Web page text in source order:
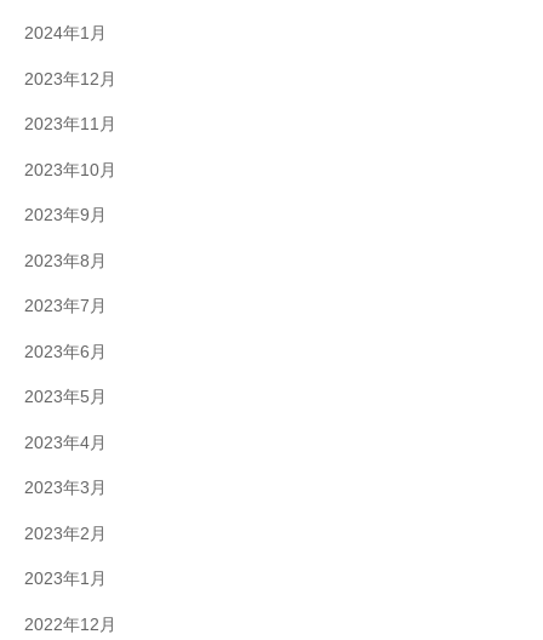
2024年1月
2023年12月
2023年11月
2023年10月
2023年9月
2023年8月
2023年7月
2023年6月
2023年5月
2023年4月
2023年3月
2023年2月
2023年1月
2022年12月